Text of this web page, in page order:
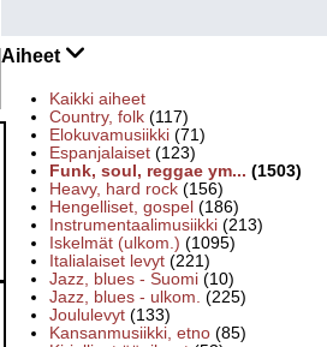
Aiheet
Kaikki aiheet
Country, folk (117)
Elokuvamusiikki (71)
Espanjalaiset (123)
Funk, soul, reggae ym... (1503)
Heavy, hard rock (156)
Hengelliset, gospel (186)
Instrumentaalimusiikki (213)
Iskelmät (ulkom.) (1095)
Italialaiset levyt (221)
Jazz, blues - Suomi (10)
Jazz, blues - ulkom. (225)
Joululevyt (133)
Kansanmusiikki, etno (85)